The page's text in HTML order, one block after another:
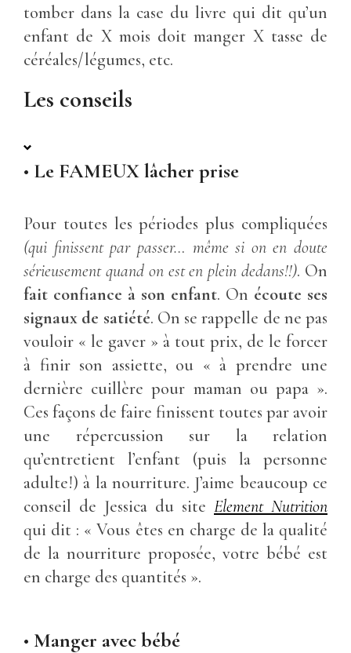
tomber dans la case du livre qui dit qu’un
enfant de X mois doit manger X tasse de
céréales/légumes, etc.
Les conseils
• Le FAMEUX lâcher prise
Pour toutes les périodes plus compliquées
(qui finissent par passer… même si on en doute
sérieusement quand on est en plein dedans!!). On
fait confiance à son enfant. On écoute ses
signaux de satiété. On se rappelle de ne pas
vouloir « le gaver » à tout prix, de le forcer
à finir son assiette, ou « à prendre une
dernière cuillère pour maman ou papa ».
Ces façons de faire finissent toutes par avoir
une répercussion sur la relation
qu’entretient l’enfant (puis la personne
adulte!) à la nourriture. J’aime beaucoup ce
conseil de Jessica du site Element Nutrition
qui dit : « Vous êtes en charge de la qualité
de la nourriture proposée, votre bébé est
en charge des quantités ».
• Manger avec bébé